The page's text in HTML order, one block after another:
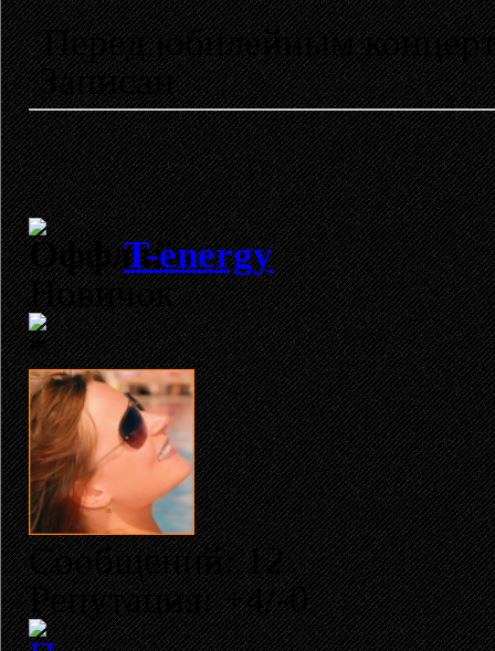
Перед юбилейным
Записан
T-energy
Новичок
Сообщений: 12
Репутация: +4/-0